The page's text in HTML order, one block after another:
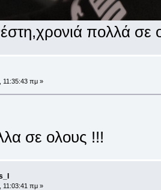
πολλά σε
11:35:43 πμ »
σε ολους !!!
11:03:41 πμ »